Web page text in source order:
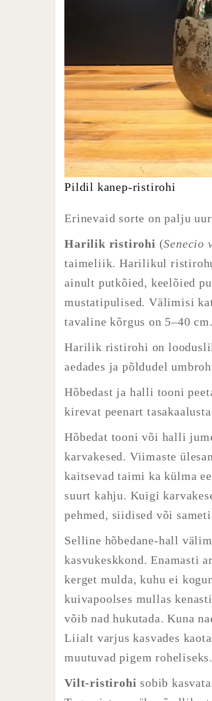
Pildil kanep-ristirohi
Erinevaid sorte on palju
Harilik ristirohi (Senecio
taimeliik. Harilikul
ainult putkõied, keelõied
mustatipulised. Välimisi
tavaline kõrgus on 5–40
Harilik ristirohi on
aedades ja põldudel
Hõbedast ja halli tooni
kirevat peenart
Hõbedat tooni või halli
karvakesed. Viimaste
kaitsevad taimi ka külma
suurt kahju. Kuigi
pehmed, siidised või
Selline hõbedane-hall
kasvukeskkond. Enamasti
kerget mulda, kuhu ei
kuivapoolses mullas
võib nad hukutada. Kuna
Liialt varjus kasvades
muutuvad pigem roheliseks.
Vilt-ristirohi sobib